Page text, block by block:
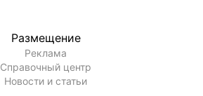
Размещение
Реклама
Справочный центр
Новости и статьи